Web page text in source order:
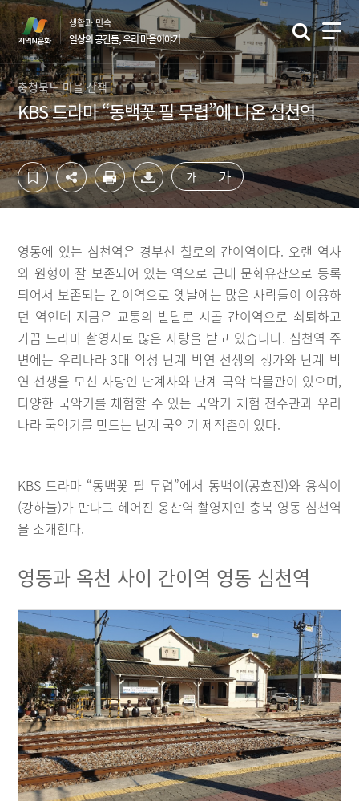
컨
텐
츠
영
역
바
로
가
기
하
단
영
역
바
로
가
기
생활과 민속
일상의 공간들, 우리 마을이야기
충청북도 마을 산책
KBS 드라마 “동백꽃 필 무렵”에 나온 심천역
가 가
영동에 있는 심천역은 경부선 철로의 간이역이다. 오랜 역사
와 원형이 잘 보존되어 있는 역으로 근대 문화유산으로 등록
되어서 보존되는 간이역으로 옛날에는 많은 사람들이 이용하
던 역인데 지금은 교통의 발달로 시골 간이역으로 쇠퇴하고
가끔 드라마 촬영지로 많은 사랑을 받고 있습니다. 심천역 주
변에는 우리나라 3대 악성 난계 박연 선생의 생가와 난계 박
연 선생을 모신 사당인 난계사와 난계 국악 박물관이 있으며,
다양한 국악기를 체험할 수 있는 국악기 체험 전수관과 우리
나라 국악기를 만드는 난계 국악기 제작촌이 있다.
KBS 드라마 “동백꽃 필 무렵”에서 동백이(공효진)와 용식이
(강하늘)가 만나고 헤어진 웅산역 촬영지인 충북 영동 심천역
을 소개한다.
영동과 옥천 사이 간이역 영동 심천역